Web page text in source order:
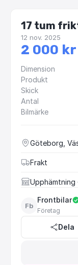
17 tum
12 nov. 2025
2 000 kr
Dimension
Produkt
Skick
Antal
Bilmärke
Göteborg,
Frakt
Upphämtning
Fb
Frontbilar
Företag
Dela